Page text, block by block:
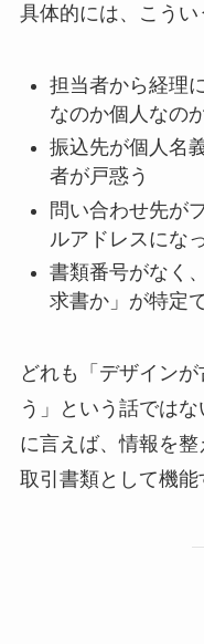
具体的には、こうい
担当者から経理
なのか個人なの
振込先が個人名
者が戸惑う
問い合わせ先が
ルアドレスにな
書類番号がなく
求書か」が特定
どれも「デザイン
う」という話では
に言えば、情報を
取引書類として機能